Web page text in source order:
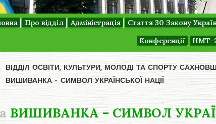
Про відділ Адміністрація Стаття 30 Закону
Конференції
НМТ-
ВІДДІЛ ОСВІТИ, КУЛЬТУРИ, МОЛОДІ ТА СПОРТУ
ВИШИВАНКА – СИМВОЛ УКРАЇНСЬКОЇ НАЦІЇ
ВИШИВАНКА – СИМВОЛ